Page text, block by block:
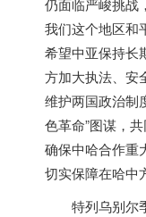
仍面临严峻挑战
我们这个地区和
希望中亚保持长
方加大执法、安
维护两国政治制
色革命”图谋，
确保中哈合作重
切实保障在哈中
特列乌别尔季